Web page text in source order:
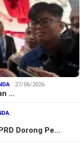
27/06/2026
…
Dorong Pe…